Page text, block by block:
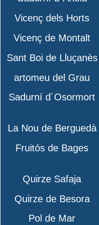
Vicenç dels Horts
Vicenç de Montalt
Sant Boi de Lluçanès
artomeu del Grau
Sadurní d´Osormort
La Nou de Berguedà
Fruitós de Bages
Quirze Safaja
Quirze de Besora
Pol de Mar